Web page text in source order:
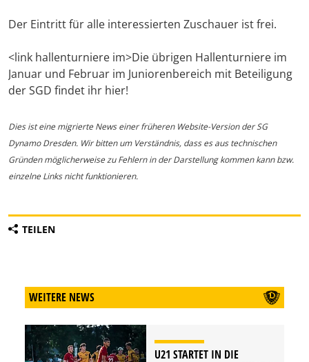
Der Eintritt für alle interessierten Zuschauer ist frei.
<link hallenturniere im>Die übrigen Hallenturniere im
Januar und Februar im Juniorenbereich mit Beteiligung
der SGD findet ihr hier!
Dies ist eine migrierte News einer früheren Website-Version der SG
Dynamo Dresden. Wir bitten um Verständnis, dass es aus technischen
Gründen möglicherweise zu Fehlern in der Darstellung kommen kann bzw.
einzelne Links nicht funktionieren.
TEILEN
WEITERE NEWS
U21 STARTET IN DIE